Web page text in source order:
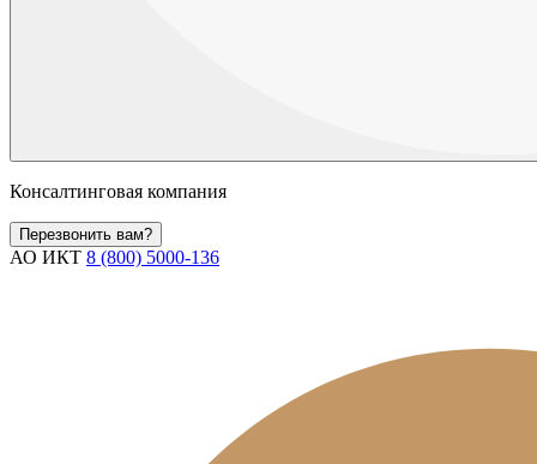
Консалтинговая компания
Перезвонить вам?
АО ИКТ 8 (800) 5000-136